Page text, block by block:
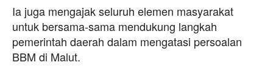
Ia juga mengajak seluruh elemen masyarakat
untuk bersama-sama mendukung langkah
pemerintah daerah dalam mengatasi persoalan
BBM di Malut.